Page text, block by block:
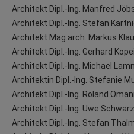
Architekt Dipl.-Ing. Manfred
Architekt Dipl.-Ing. Stefan
Architekt Mag.arch. Markus
Architekt Dipl.-Ing. Gerhard
Architekt Dipl.-Ing. Michael
Architektin Dipl.-Ing. Stefanie
Architekt Dipl.-Ing. Roland
Architekt Dipl.-Ing. Uwe Schwarz
Architekt Dipl.-Ing. Stefan